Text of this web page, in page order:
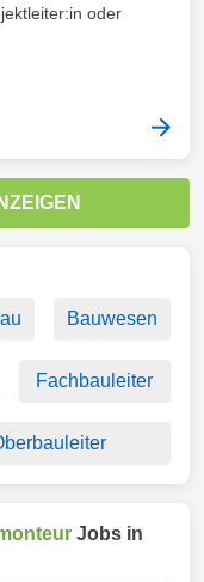
oder
Bauwesen
Fachbauleiter
Jobs in